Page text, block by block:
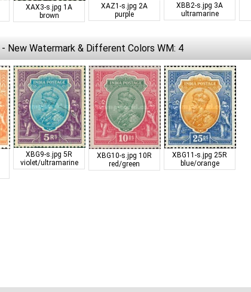
XAX3-s.jpg 1A
brown
XAZ1-s.jpg 2A
purple
XBB2-s.jpg 3A
ultramarine
New Watermark & Different Colors WM: 4
XBG9-s.jpg 5R
violet/ultramarine
XBG10-s.jpg 10R
red/green
XBG11-s.jpg 25R
blue/orange